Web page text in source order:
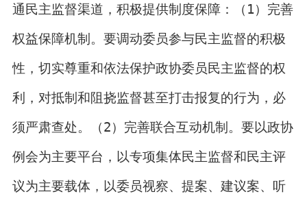
通民主监督渠道，积极提供制度保障：（1）完善
权益保障机制。要调动委员参与民主监督的积极
性，切实尊重和依法保护政协委员民主监督的权
利，对抵制和阻挠监督甚至打击报复的行为，必
须严肃查处。（2）完善联合互动机制。要以政协
例会为主要平台，以专项集体民主监督和民主评
议为主要载体，以委员视察、提案、建议案、听